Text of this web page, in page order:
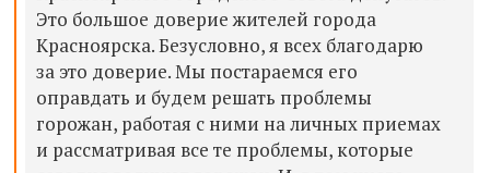
Это большое доверие жителей города
Красноярска. Безусловно, я всех благодарю
за это доверие. Мы постараемся его
оправдать и будем решать проблемы
горожан, работая с ними на личных приемах
и рассматривая все те проблемы, которые